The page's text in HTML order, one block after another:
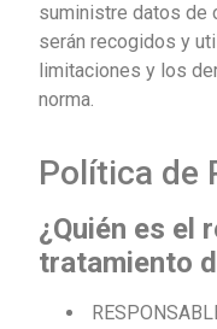
suministre datos de
serán recogidos y
limitaciones y los
norma.
Política de
¿Quién es el
tratamiento